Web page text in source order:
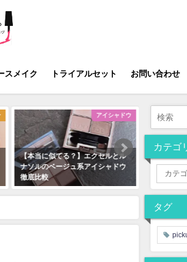
スメイク トライアルセット お問い合わせ
アイシャドウ
【本当に似てる？】エクセルとル
ナソルのベージュ系アイシャドウ
徹底比較
ラーレー
4パターン♡
ニュアンサーN2ライラックムードがデパコス級！
カテゴ
タグ